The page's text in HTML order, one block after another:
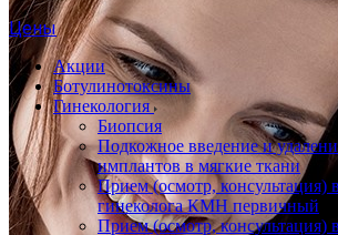
Цены
Акции
Ботулинотоксины
Гинекология
Биопсия
Подкожное введение и
имплантов в мягкие ткани
Прием (осмотр, консультация)
гинеколога КМН первичный
Прием (осмотр, консультация)